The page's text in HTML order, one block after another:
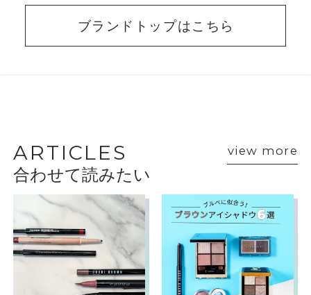
ブランドトップはこちら
VOICE
ショップスタッフ・ブランド担当者のおすす
めをご紹介
ARTICLES view more
合わせて読みたい